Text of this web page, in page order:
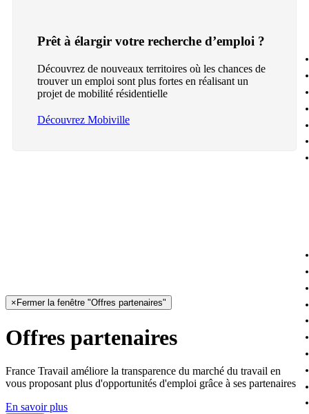
Prêt à élargir votre recherche d’emploi ?
Découvrez de nouveaux territoires où les chances de
trouver un emploi sont plus fortes en réalisant un
projet de mobilité résidentielle
Découvrez Mobiville
× Fermer la fenêtre "Offres partenaires"
Offres partenaires
France Travail améliore la transparence du marché du travail en
vous proposant plus d'opportunités d'emploi grâce à ses partenaires
En savoir plus